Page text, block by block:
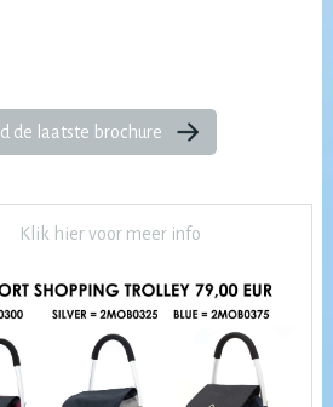
de laatste brochure
Klik hier voor meer info